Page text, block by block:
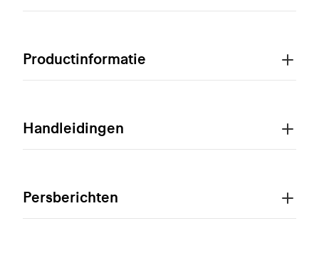
Productinformatie
Handleidingen
Persberichten